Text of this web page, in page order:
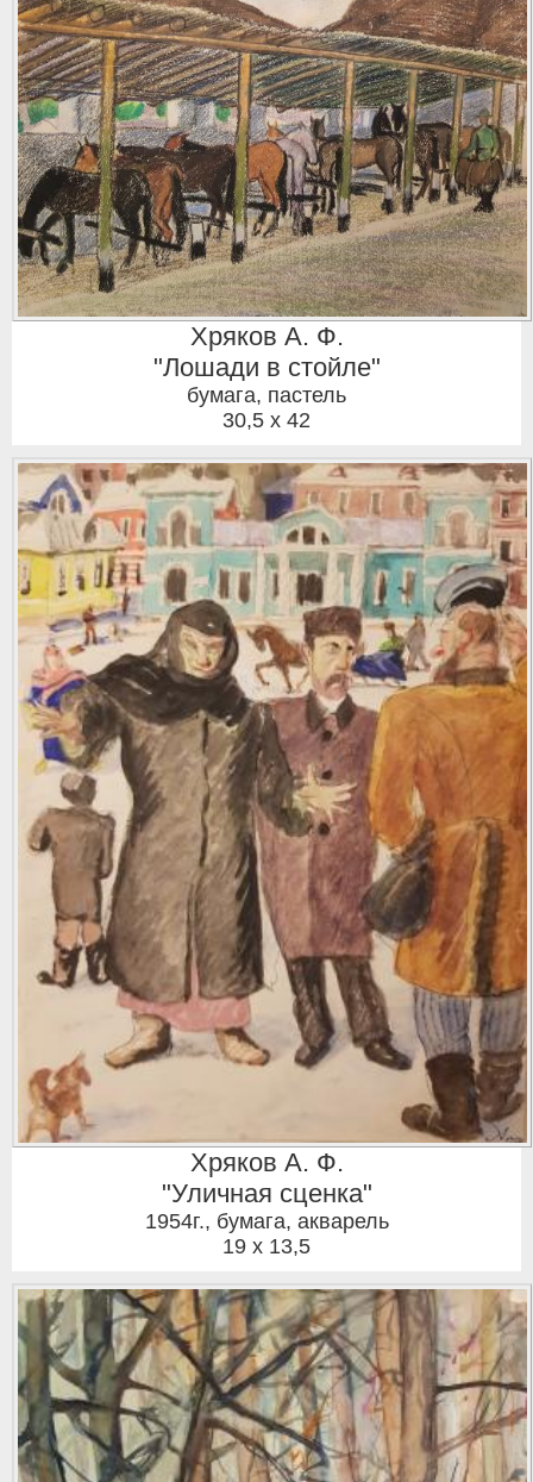
Хряков А. Ф.
"Лошади в стойле"
бумага, пастель
30,5 x 42
Хряков А. Ф.
"Уличная сценка"
1954г., бумага, акварель
19 x 13,5